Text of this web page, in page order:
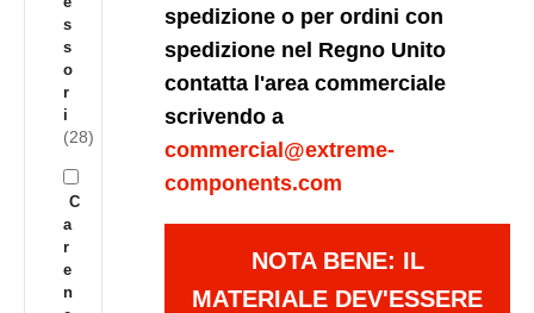
spedizione o per ordini con
spedizione nel Regno Unito
contatta l'area commerciale
scrivendo a
commercial@extreme-
components.com
NOTA BENE: IL
MATERIALE DEV'ESSERE
s
s
o
r
i
(28)
C
a
r
e
n